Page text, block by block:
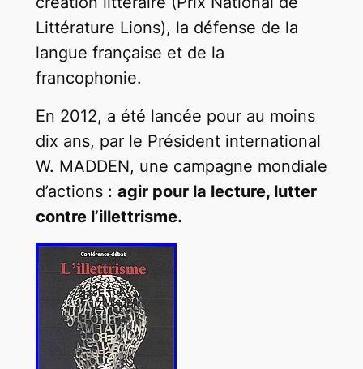
Littérature Lions), la défense de la
langue française et de la
francophonie.
En 2012, a été lancée pour au moins
dix ans, par le Président international
W. MADDEN, une campagne mondiale
d’actions : agir pour la lecture, lutter
contre l’illettrisme.